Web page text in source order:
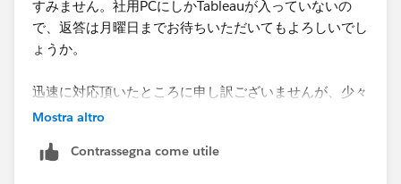
すみません。社用PCにしかTableauが入っていないの
で、返答は月曜日までお待ちいただいてもよろしいでし
ょうか。
迅速に対応頂いたところに申し訳ございませんが、少々
おまちいただけますと幸いです。
Mostra altro
Contrassegna come utile